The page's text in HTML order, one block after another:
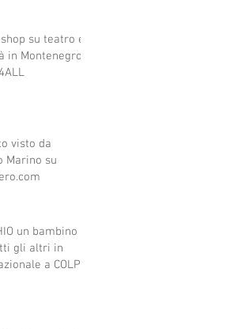
su teatro e
in Montenegro
visto da
Marino su
un bambino
gli altri in
a COLPI